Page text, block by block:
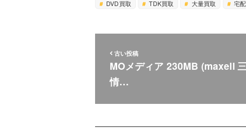
DVD買取 TDK買取 大量買取 宅
古い投稿
MOメディア 230MB (maxell
情…